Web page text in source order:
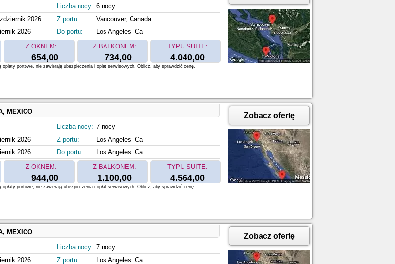
2026
2026
Liczba nocy: 6 nocy
Z portu:
Vancouver, Canada
Do portu:
Los Angeles, Ca
Z OKNEM:
654,00
Z BALKONEM:
734,00
TYPU SUITE:
4.040,00
portowe, nie zawierają ubezpieczenia i opłat serwisowych. Oblicz, aby sprawdzić cenę.
MEXICO
2026
2026
Liczba nocy: 7 nocy
Z portu:
Los Angeles, Ca
Do portu:
Los Angeles, Ca
Z OKNEM:
944,00
Z BALKONEM:
1.100,00
TYPU SUITE:
4.564,00
Zobacz ofertę
portowe, nie zawierają ubezpieczenia i opłat serwisowych. Oblicz, aby sprawdzić cenę.
MEXICO
2026
Liczba nocy: 7 nocy
Z portu:
Los Angeles, Ca
Zobacz ofertę